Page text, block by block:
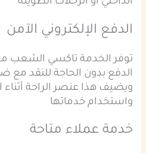
الدفع الإلكتروني الآمن
توفر الخدمة تاكسي الشعب
الدفع بدون الحاجة للنقد مع
ويضيف هذا عنصر الراحة
واستخدام خدماتها
خدمة عملاء متاحة